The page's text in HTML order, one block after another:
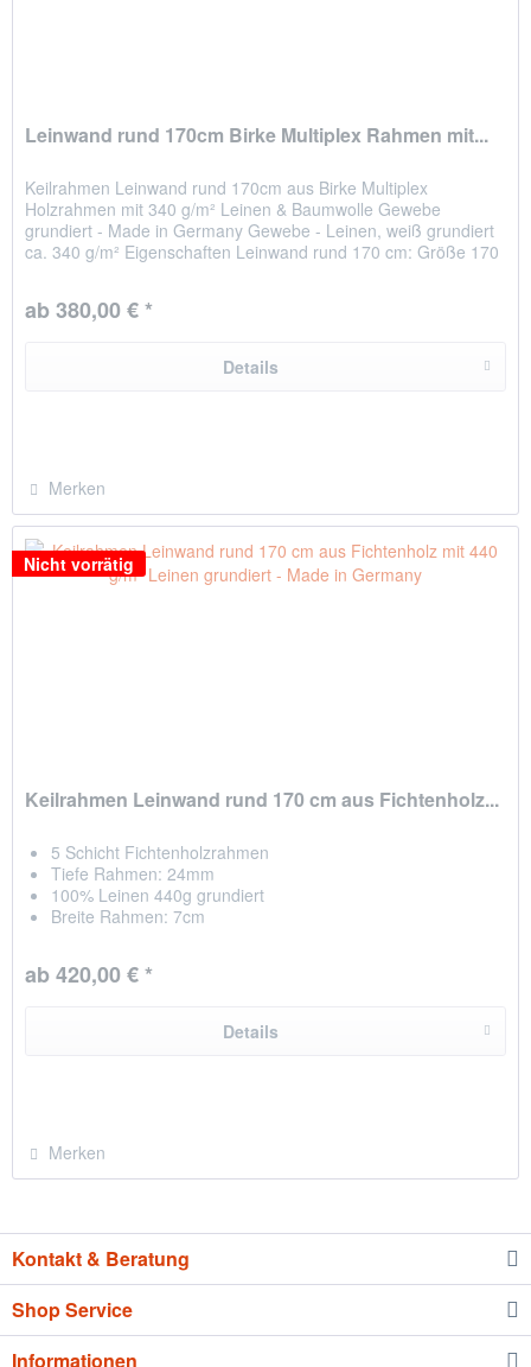
Leinwand rund 170cm Birke Multiplex Rahmen mit...
Keilrahmen Leinwand rund 170cm aus Birke Multiplex
Holzrahmen mit 340 g/m² Leinen & Baumwolle Gewebe
grundiert - Made in Germany Gewebe - Leinen, weiß grundiert
ca. 340 g/m² Eigenschaften Leinwand rund 170 cm: Größe 170
ab 380,00 € *
Details
Merken
Nicht vorrätig
Keilrahmen Leinwand rund 170 cm aus Fichtenholz...
5 Schicht Fichtenholzrahmen
Tiefe Rahmen: 24mm
100% Leinen 440g grundiert
Breite Rahmen: 7cm
hergestellt in Chemnitz / Deutschland
ab 420,00 € *
Details
Merken
Kontakt & Beratung
Shop Service
Informationen